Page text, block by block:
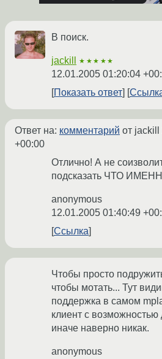
В поиск.
jackill ★★★★★
12.01.2005 01:20:04
Показать ответ
Ответ на: комментарий от jackill
+00:00
Отлично! А не
подсказать ЧТО
anonymous
12.01.2005 01:40:49
Ссылка
Чтобы просто
чтобы мотать... Тут
поддержка в самом
клиент с возможностью
иначе наверно никак.
anonymous